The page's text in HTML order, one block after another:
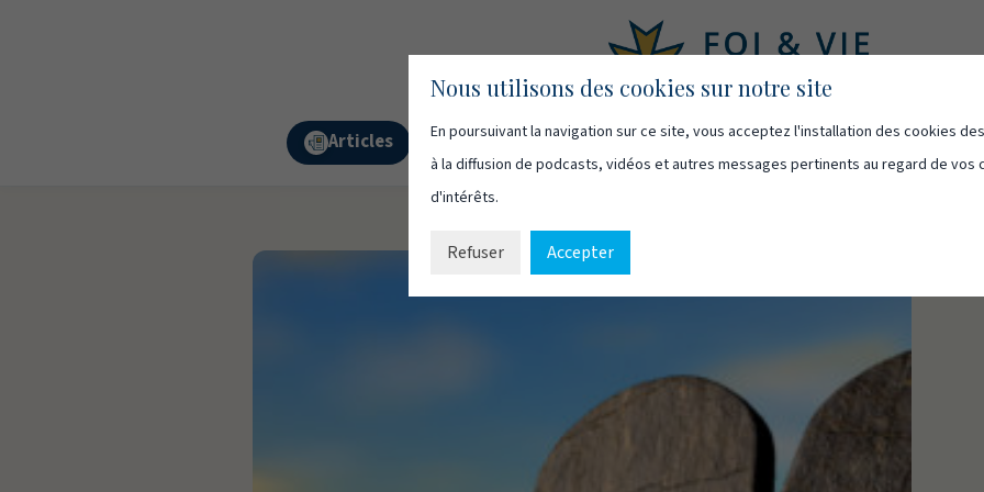
Articles Podcasts Vidéos Qui sommes-nous Ressources
Nous utilisons des cookies sur notre site
En poursuivant la navigation sur ce site, vous acceptez l'installation des cookies
à la diffusion de podcasts, vidéos et autres messages pertinents au regard de vos
d'intérêts.
Refuser Accepter